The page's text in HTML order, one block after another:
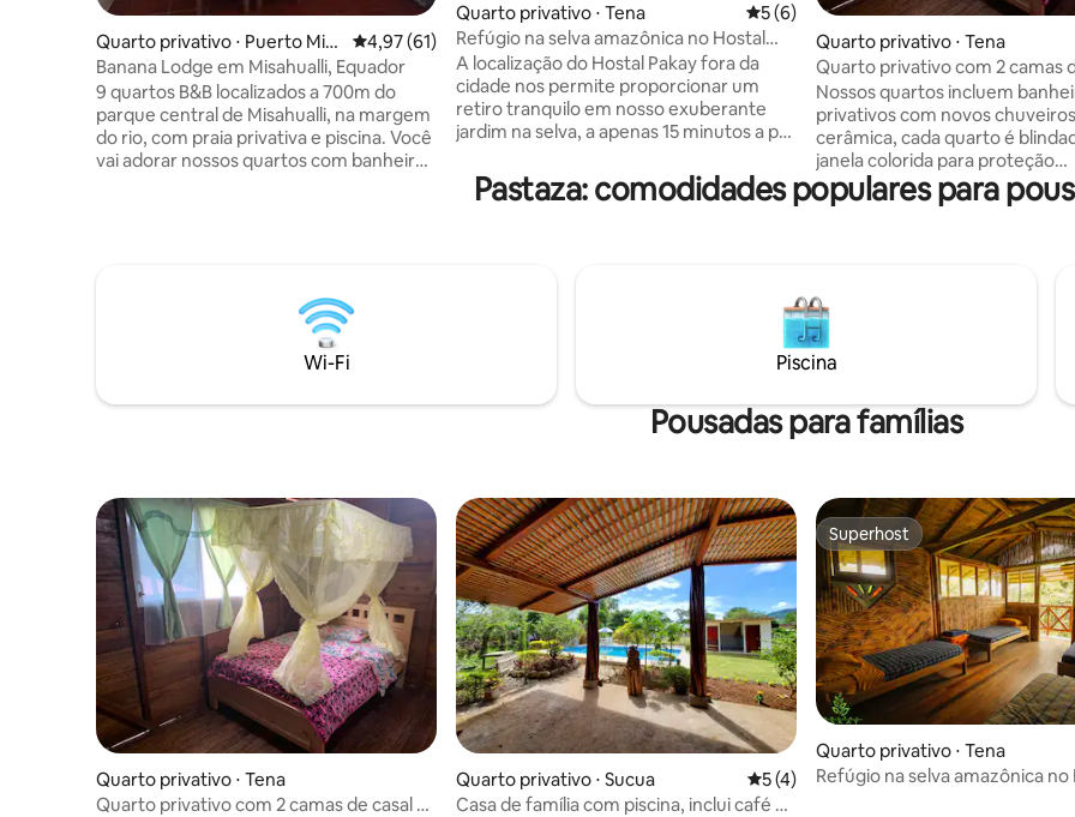
Quarto privativo ⋅ Puerto Misa
huallí
4,97 de uma avaliação média de 5, 61 avaliações
4,97 (61)
Banana Lodge em Misahualli, Equador
9 quartos B&B localizados a 700m do
parque central de Misahualli, na margem
do rio, com praia privativa e piscina. Você
vai adorar nossos quartos com banheiros
também estacionamento seguro,
biblioteca, cozinha para hóspedes,
internet Wi-Fi, redes e áreas de
relaxamento ao redor. Teremos o prazer
de ajudá-lo com um passeio pela
selva/rafting ou descobrir a selva por
Quarto privativo ⋅ Tena 5 de uma avaliação média de 5, 6
5 (6)
Refúgio na selva amazônica no Hostal
Pakay
A localização do Hostal Pakay fora da
cidade nos permite proporcionar um
retiro tranquilo em nosso exuberante
jardim na selva, a apenas 15 minutos a pé
alimentos incorporados ao nosso café da
manhã diário. Os edifícios são
inglês, espanhol e alemão.
Quarto privativo ⋅ Tena
Quarto privativo com 2 camas
banheiro privativo
Nossos quartos incluem
privativos com novos
cerâmica, cada quarto é
janela colorida para proteção
solar/mosquitos. Wi-Fi
café da manhã diário está
coberto/área de jantar
uso. Grelha com vista para
e pequeno riacho. Lagoa de
privativa disponível para pesca.
curta distância a pé de Laguna
Laguna Yani e Cascada
Pastaza: comodidades populares para
Wi-Fi Piscina
Pousadas para famílias
Quarto privativo ⋅ Tena
Quarto privativo com 2 camas de casal e
Quarto privativo ⋅ Sucua 5 de uma avaliação média de 5, 4
5 (4)
Casa de família com piscina, inclui café da
Superhost
Superhost
Quarto privativo ⋅ Tena
Refúgio na selva amazônica no